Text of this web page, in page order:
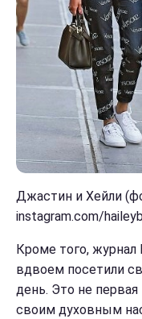
Джастин и Хейли
instagram.com/
Кроме того,
вдвоем посетили
день. Это не
своим духовным